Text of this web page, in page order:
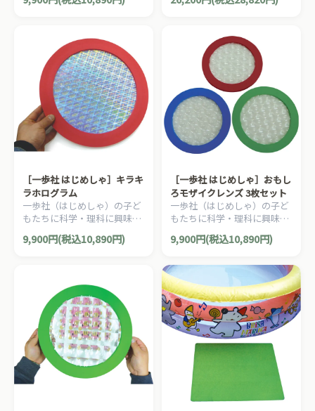
やレンズ。光の反射でおもし
やレンズ。光の反射でおもし
［一歩社 はじめしゃ］キラキ
ラホログラム
一歩社（はじめしゃ）の子ど
もたちに科学・理科に興味を
やレンズ。光の反射でおもし
9,900円(税込10,890円)
［一歩社 はじめしゃ］おもし
ろモザイクレンズ 3枚セット
一歩社（はじめしゃ）の子ど
もたちに科学・理科に興味を
やレンズ。たくさんの枠にな
9,900円(税込10,890円)